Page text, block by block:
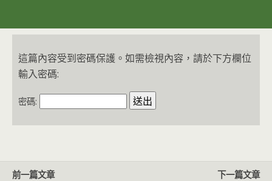
這篇內容受到密碼保護。如需檢視內容，請於下方欄位
輸入密碼:
密碼:
前一篇文章
下一篇文章